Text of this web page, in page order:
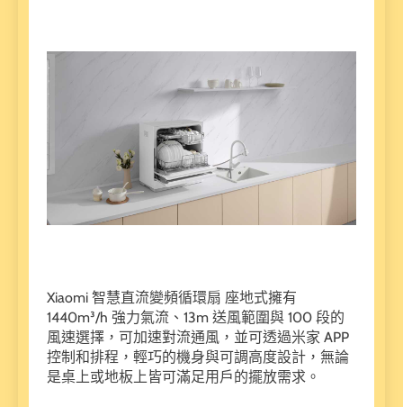
Xiaomi 智慧直流變頻循環扇 座地式擁有
1440m³/h 強力氣流、13m 送風範圍與 100 段的
風速選擇，可加速對流通風，並可透過米家 APP
控制和排程，輕巧的機身與可調高度設計，無論
是桌上或地板上皆可滿足用戶的擺放需求。